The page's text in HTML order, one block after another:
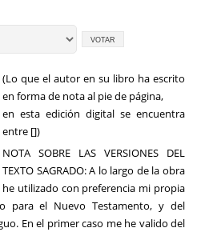
(Lo que el autor en su libro ha escrito
en forma de nota al pie de página,
en esta edición digital se encuentra
entre [])
NOTA SOBRE LAS VERSIONES DEL
TEXTO SAGRADO: A lo largo de la obra
he utilizado con preferencia mi propia
para el Nuevo Testamento, y del
En el primer caso me he valido del